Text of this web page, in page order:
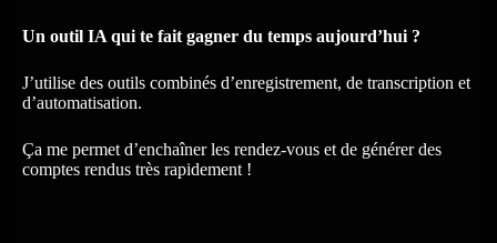
Un outil IA qui te fait gagner du temps aujourd’hui ?
J’utilise des outils combinés d’enregistrement, de transcription et
d’automatisation.
Ça me permet d’enchaîner les rendez-vous et de générer des
comptes rendus très rapidement !